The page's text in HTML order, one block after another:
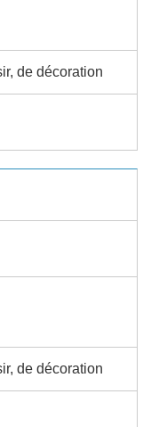
de décoration
de décoration